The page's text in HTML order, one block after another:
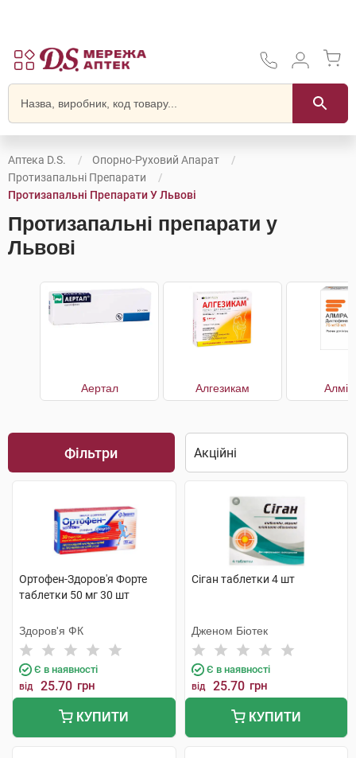
Аптека D.S.
Опорно-Руховий Апарат
Протизапальні Препарати
Протизапальні Препарати У Львові
Протизапальні препарати у
Львові
Аертал Алгезикам
Фільтри
Ортофен-Здоров'я Форте
таблетки 50 мг 30 шт
Здоров'я ФК
Є в наявності
від 25.70 грн
КУПИТИ
Сіган таблетки 4 шт
Дженом Біотек
Є в наявності
від 25.70 грн
КУПИТИ